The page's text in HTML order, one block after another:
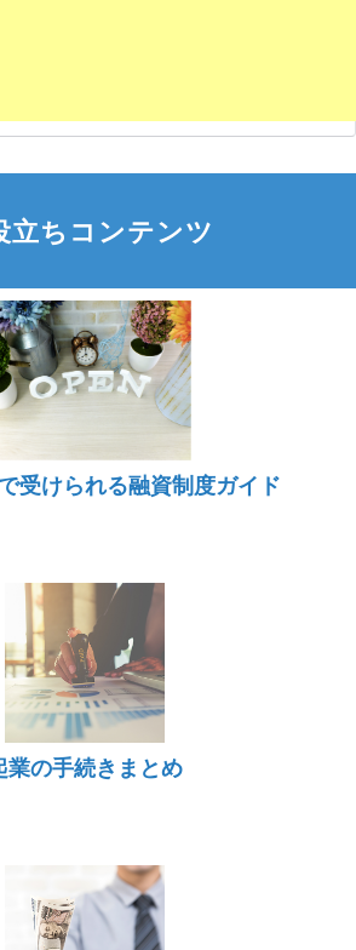
立ちコンテンツ
受けられる融資制度ガイド
業の手続きまとめ